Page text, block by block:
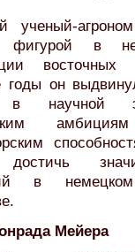
ученый-
фигурой в
годы он
в научной
в немецком
Мейера